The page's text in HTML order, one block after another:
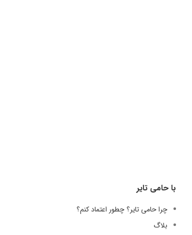
با حامی تایر
چرا حامی تایر؟ چطور اعتماد کنم؟
بلاگ